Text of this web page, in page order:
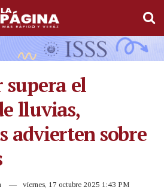
supera el
lluvias,
advierten sobre
viernes, 17 octubre 2025 1:43 PM